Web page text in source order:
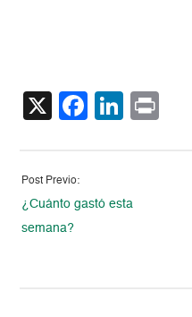
X
Post Previo:
¿Cuánto gastó esta
semana?